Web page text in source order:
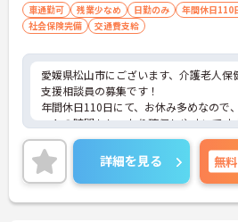
車通勤可 残業少なめ 日勤のみ 年間休日110
社会保険完備
交通費支給
愛媛県松山市にございます、介護老人保
支援相談員の募集です！
年間休日110日にて、お休み多めなので
ートの時間もしっかり確保しやすいで
業少なめなのでお仕事終わりの時間を大
す◎
ご興味のある方は、マイナビ介護職まで
せください。
詳細を見る 無料